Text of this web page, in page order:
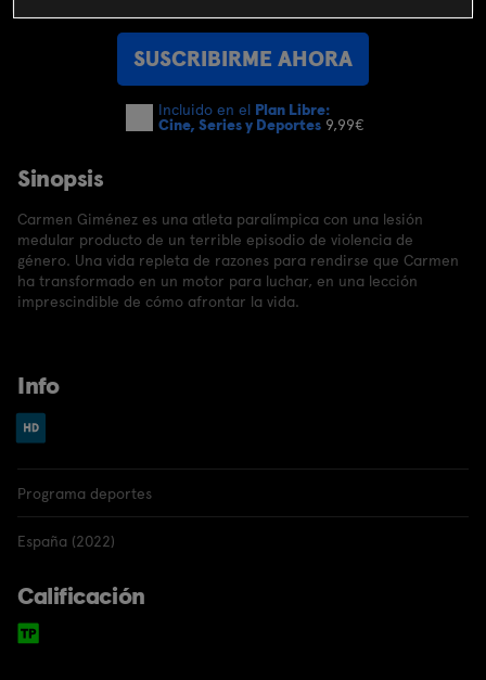
SUSCRIBIRME AHORA
Incluido en el Plan Libre:
Cine, Series y Deportes 9,99€
Sinopsis
Carmen Giménez es una atleta paralímpica con una lesión
medular producto de un terrible episodio de violencia de
género. Una vida repleta de razones para rendirse que Carmen
ha transformado en un motor para luchar, en una lección
imprescindible de cómo afrontar la vida.
Info
Programa deportes
España (2022)
Calificación